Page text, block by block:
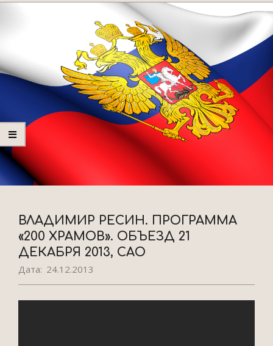
ВЛАДИМИР РЕСИН. ПРОГРАММА
«200 ХРАМОВ». ОБЪЕЗД 21
ДЕКАБРЯ 2013, САО
Дата: 24.12.2013